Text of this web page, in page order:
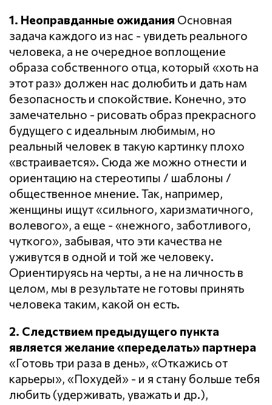
1. Неоправданные ожидания Основная
задача каждого из нас - увидеть реального
человека, а не очередное воплощение
образа собственного отца, который «хоть на
этот раз» должен нас долюбить и дать нам
безопасность и спокойствие. Конечно, это
замечательно - рисовать образ прекрасного
будущего с идеальным любимым, но
реальный человек в такую картинку плохо
«встраивается». Сюда же можно отнести и
ориентацию на стереотипы / шаблоны /
общественное мнение. Так, например,
женщины ищут «сильного, харизматичного,
волевого», а еще - «нежного, заботливого,
чуткого», забывая, что эти качества не
уживутся в одной и той же человеку.
Ориентируясь на черты, а не на личность в
целом, мы в результате не готовы принять
человека таким, какой он есть.
2. Следствием предыдущего пункта
является желание «переделать» партнера
«Готовь три раза в день», «Откажись от
карьеры», «Похудей» - и я стану больше тебя
любить (удерживать, уважать и др.),